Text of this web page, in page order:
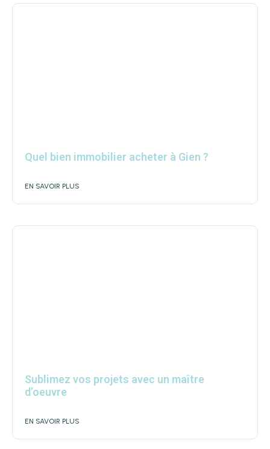
Quel bien immobilier acheter à Gien ?
EN SAVOIR PLUS
Sublimez vos projets avec un maître
d’oeuvre
EN SAVOIR PLUS